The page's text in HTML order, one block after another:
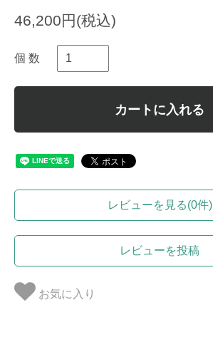
46,200円(税込)
個 数
カートに入れる
レビューを見る(0件)
レビューを投稿
お気に入り